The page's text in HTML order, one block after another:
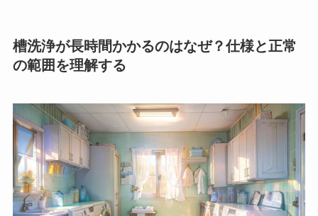
槽洗浄が長時間かかるのはなぜ？仕様と正常
の範囲を理解する